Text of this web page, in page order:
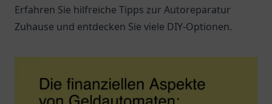
Erfahren Sie hilfreiche Tipps zur Autoreparatur
Zuhause und entdecken Sie viele DIY-Optionen.